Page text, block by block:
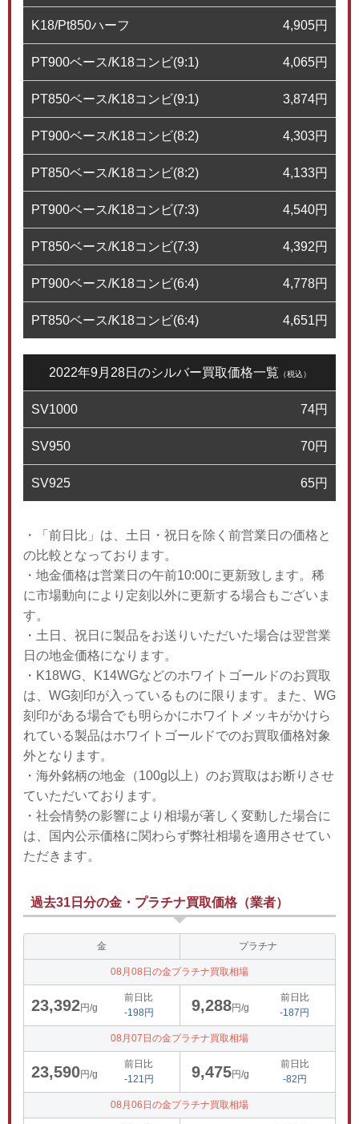
K18/Pt850ハーフ 4,905円
PT900ベース/K18コンビ(9:1) 4,065円
PT850ベース/K18コンビ(9:1) 3,874円
PT900ベース/K18コンビ(8:2) 4,303円
PT850ベース/K18コンビ(8:2) 4,133円
PT900ベース/K18コンビ(7:3) 4,540円
PT850ベース/K18コンビ(7:3) 4,392円
PT900ベース/K18コンビ(6:4) 4,778円
PT850ベース/K18コンビ(6:4) 4,651円
2022年9月28日のシルバー買取価格一覧 （税込）
SV1000 74円
SV950 70円
SV925 65円
・「前日比」は、土日・祝日を除く前営業日の価格と
の比較となっております。
・地金価格は営業日の午前10:00に更新致します。稀
に市場動向により定刻以外に更新する場合もございま
す。
・土日、祝日に製品をお送りいただいた場合は翌営業
日の地金価格になります。
・K18WG、K14WGなどのホワイトゴールドのお買取
は、WG刻印が入っているものに限ります。また、WG
刻印がある場合でも明らかにホワイトメッキがかけら
れている製品はホワイトゴールドでのお買取価格対象
外となります。
・海外銘柄の地金（100g以上）のお買取はお断りさせ
ていただいております。
・社会情勢の影響により相場が著しく変動した場合に
は、国内公示価格に関わらず弊社相場を適用させてい
ただきます。
過去31日分の金・プラチナ買取価格（業者）
金 プラチナ
08月08日の金プラチナ買取相場
23,392円/g
前日比
-198円
9,288円/g
前日比
-187円
08月07日の金プラチナ買取相場
23,590円/g
前日比
-121円
9,475円/g
前日比
-82円
08月06日の金プラチナ買取相場